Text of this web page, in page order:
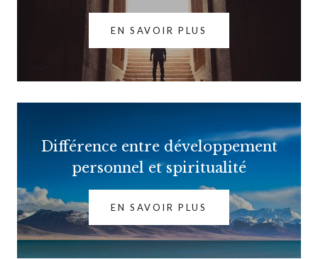
EN SAVOIR PLUS
Différence entre développement
personnel et spiritualité
EN SAVOIR PLUS